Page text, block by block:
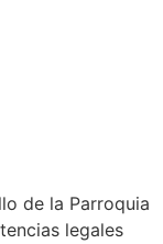
de la Parroquia
legales